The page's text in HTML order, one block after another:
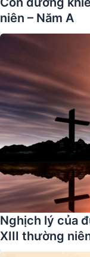
niên – Năm A
Nghịch lý của
XIII thường